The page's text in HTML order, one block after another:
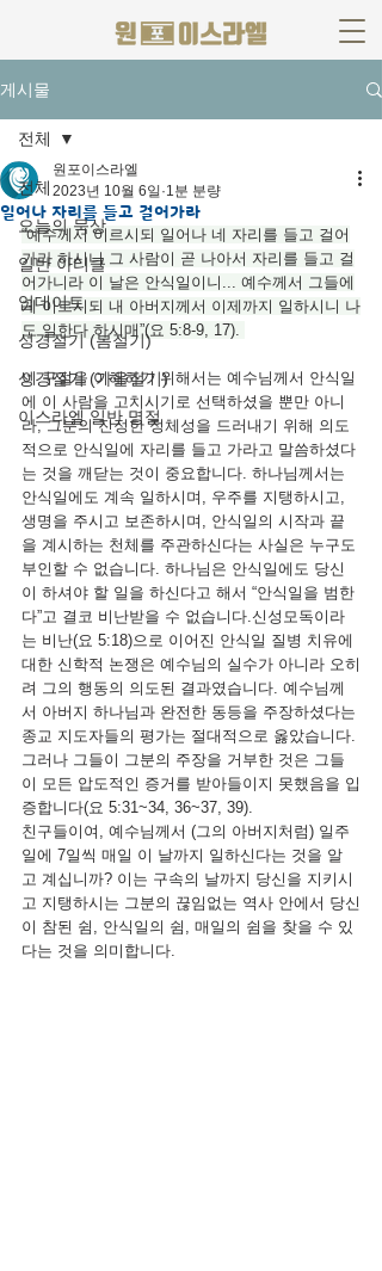
게시물
전체
오늘의 묵상
일반 아티클
업데이트
성경절기 (봄절기)
성경절기 (가을절기)
이스라엘 일반 명절
전체
일어나 자리를 들고 걸어가라
원포이스라엘
2023년 10월 6일 1분 분량
“예수께서 이르시되 일어나 네 자리를 들고 걸어
가라 하시니 그 사람이 곧 나아서 자리를 들고 걸
어가니라 이 날은 안식일이니... 예수께서 그들에
게 이르시되 내 아버지께서 이제까지 일하시니 나
도 일한다 하시매”(요 5:8-9, 17).
이 구절을 이해하기 위해서는 예수님께서 안식일
에 이 사람을 고치시기로 선택하셨을 뿐만 아니
라, 그분의 진정한 정체성을 드러내기 위해 의도
적으로 안식일에 자리를 들고 가라고 말씀하셨다
는 것을 깨닫는 것이 중요합니다. 하나님께서는
안식일에도 계속 일하시며, 우주를 지탱하시고,
생명을 주시고 보존하시며, 안식일의 시작과 끝
을 계시하는 천체를 주관하신다는 사실은 누구도
부인할 수 없습니다. 하나님은 안식일에도 당신
이 하셔야 할 일을 하신다고 해서 “안식일을 범한
다”고 결코 비난받을 수 없습니다.신성모독이라
는 비난(요 5:18)으로 이어진 안식일 질병 치유에
대한 신학적 논쟁은 예수님의 실수가 아니라 오히
려 그의 행동의 의도된 결과였습니다. 예수님께
서 아버지 하나님과 완전한 동등을 주장하셨다는
종교 지도자들의 평가는 절대적으로 옳았습니다.
그러나 그들이 그분의 주장을 거부한 것은 그들
이 모든 압도적인 증거를 받아들이지 못했음을 입
증합니다(요 5:31~34, 36~37, 39).
친구들이여, 예수님께서 (그의 아버지처럼) 일주
일에 7일씩 매일 이 날까지 일하신다는 것을 알
고 계십니까? 이는 구속의 날까지 당신을 지키시
고 지탱하시는 그분의 끊임없는 역사 안에서 당신
이 참된 쉼, 안식일의 쉼, 매일의 쉼을 찾을 수 있
다는 것을 의미합니다.